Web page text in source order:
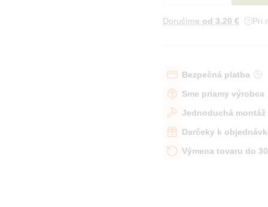
Doručíme od 3,20 € Pri
Bezpečná platba
Sme priamy výrobca
Jednoduchá montáž
Darčeky k
Výmena tovaru do